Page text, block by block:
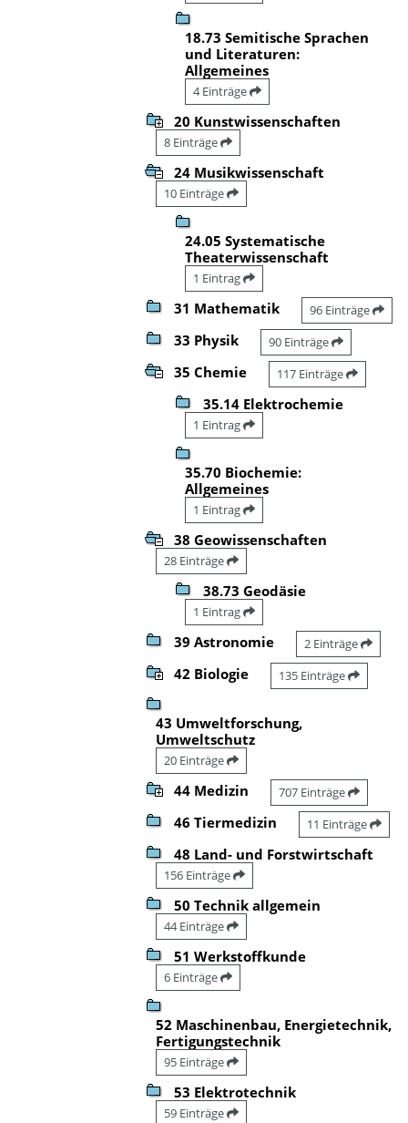
18.73 Semitische Sprachen
und Literaturen:
Allgemeines
4 Einträge
20 Kunstwissenschaften
8 Einträge
24 Musikwissenschaft
10 Einträge
24.05 Systematische
Theaterwissenschaft
1 Eintrag
31 Mathematik 96 Einträge
33 Physik 90 Einträge
35 Chemie 117 Einträge
35.14 Elektrochemie
1 Eintrag
35.70 Biochemie:
Allgemeines
1 Eintrag
38 Geowissenschaften
28 Einträge
38.73 Geodäsie
1 Eintrag
39 Astronomie 2 Einträge
42 Biologie 135 Einträge
43 Umweltforschung,
Umweltschutz
20 Einträge
44 Medizin 707 Einträge
46 Tiermedizin 11 Einträge
48 Land- und Forstwirtschaft
156 Einträge
50 Technik allgemein
44 Einträge
51 Werkstoffkunde
6 Einträge
52 Maschinenbau, Energietechnik,
Fertigungstechnik
95 Einträge
53 Elektrotechnik
59 Einträge